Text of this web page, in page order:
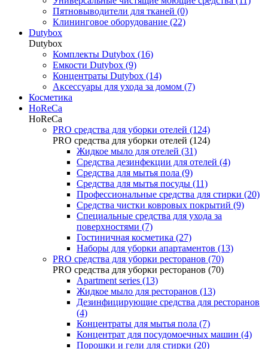
Пятновыводители для тканей (0)
Клининговое оборудование (22)
Dutybox
Dutybox
Комплекты Dutybox (16)
Емкости Dutybox (9)
Концентраты Dutybox (14)
Аксессуары для ухода за домом (7)
Косметика
HoReCa
HoReCa
PRO средства для уборки отелей (124)
PRO средства для уборки отелей (124)
Жидкое мыло для отелей (31)
Средства дезинфекции для отелей (4)
Средства для мытья пола (9)
Средства для мытья посуды (11)
Профессиональные средства для стирки (20)
Средства чистки ковровых покрытий (9)
Специальные средства для ухода за
поверхностями (7)
Гостиничная косметика (27)
Наборы для уборки апартаментов (13)
PRO средства для уборки ресторанов (70)
PRO средства для уборки ресторанов (70)
Apartment series (13)
Жидкое мыло для ресторанов (13)
Дезинфицирующие средства для ресторанов
(4)
Концентраты для мытья пола (7)
Концентрат для посудомоечных машин (4)
Порошки и гели для стирки (20)